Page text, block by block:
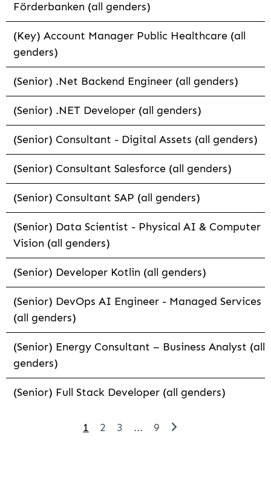
Förderbanken (all genders)
(Key) Account Manager Public Healthcare (all
genders)
(Senior) .Net Backend Engineer (all genders)
(Senior) .NET Developer (all genders)
(Senior) Consultant - Digital Assets (all genders)
(Senior) Consultant Salesforce (all genders)
(Senior) Consultant SAP (all genders)
(Senior) Data Scientist - Physical AI & Computer
Vision (all genders)
(Senior) Developer Kotlin (all genders)
(Senior) DevOps AI Engineer - Managed Services
(all genders)
(Senior) Energy Consultant – Business Analyst (all
genders)
(Senior) Full Stack Developer (all genders)
1 2 3 ... 9